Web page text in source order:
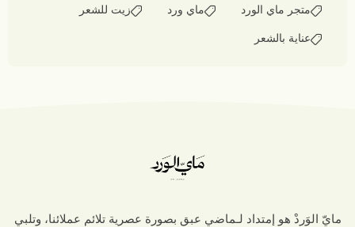
متجر ماي الورد ماي ورد زيت للشعر
عناية بالشعر
مايّ الوَردْ هو إمتداد لـماضي عبق بصورة عصرية تلائم عملائنا، وتلبي